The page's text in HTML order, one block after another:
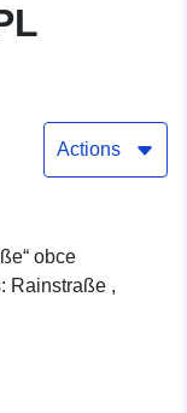
Actions
obce
Rainstraße ,